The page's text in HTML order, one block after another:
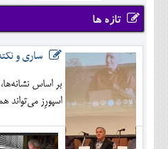
تازه ها
ساری و
بر اساس
اسپورِز می‌تواند